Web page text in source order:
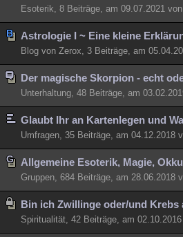
Esoterik, 8 Beiträge, am 09.07.2021
Astrologie I ~ Eine kleine
Blog von Zerox, 3 Beiträge, am
Der magische Skorpion - echt
Unterhaltung, 48 Beiträge, am
Glaubt Ihr an Kartenlegen und
Umfragen, 35 Beiträge, am 04.12.2018
Allgemeine Esoterik, Magie,
Gruppen, 684 Beiträge, am 28.06.2018
Bin ich Zwillinge oder/und Krebs
Spiritualität, 42 Beiträge, am